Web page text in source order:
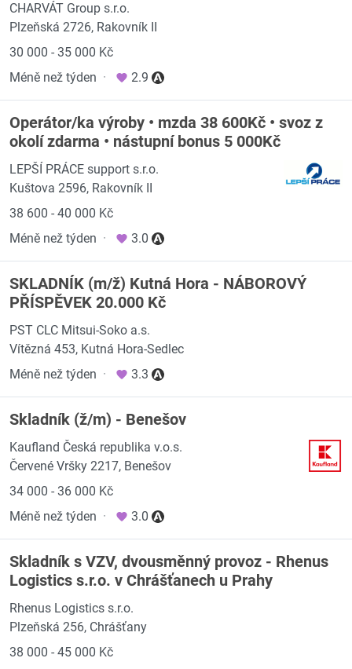
CHARVÁT Group s.r.o.
Plzeňská 2726, Rakovník II
30 000 - 35 000 Kč
Méně než týden · 2.9
Operátor/ka výroby • mzda 38 600Kč • svoz z
okolí zdarma • nástupní bonus 5 000Kč
LEPŠÍ PRÁCE support s.r.o.
Kuštova 2596, Rakovník II
38 600 - 40 000 Kč
Méně než týden · 3.0
SKLADNÍK (m/ž) Kutná Hora - NÁBOROVÝ
PŘÍSPĚVEK 20.000 Kč
PST CLC Mitsui-Soko a.s.
Vítězná 453, Kutná Hora-Sedlec
Méně než týden · 3.3
Skladník (ž/m) - Benešov
Kaufland Česká republika v.o.s.
Červené Vršky 2217, Benešov
34 000 - 36 000 Kč
Méně než týden · 3.0
Skladník s VZV, dvousměnný provoz - Rhenus
Logistics s.r.o. v Chrášťanech u Prahy
Rhenus Logistics s.r.o.
Plzeňská 256, Chrášťany
38 000 - 45 000 Kč